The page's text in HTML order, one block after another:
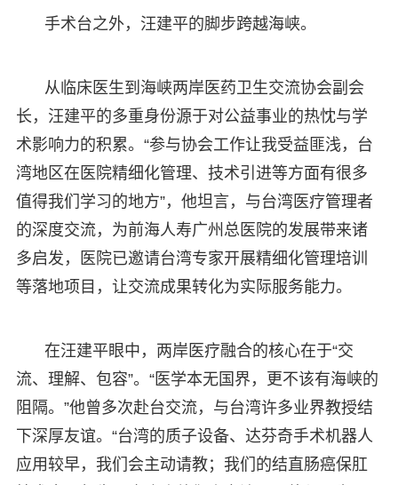
手术台之外，汪建平的脚步跨越海峡。
从临床医生到海峡两岸医药卫生交流协会副会
长，汪建平的多重身份源于对公益事业的热忱与学
术影响力的积累。“参与协会工作让我受益匪浅，台
湾地区在医院精细化管理、技术引进等方面有很多
值得我们学习的地方”，他坦言，与台湾医疗管理者
的深度交流，为前海人寿广州总医院的发展带来诸
多启发，医院已邀请台湾专家开展精细化管理培训
等落地项目，让交流成果转化为实际服务能力。
在汪建平眼中，两岸医疗融合的核心在于“交
流、理解、包容”。“医学本无国界，更不该有海峡的
阻隔。”他曾多次赴台交流，与台湾许多业界教授结
下深厚友谊。“台湾的质子设备、达芬奇手术机器人
应用较早，我们会主动请教；我们的结直肠癌保肛